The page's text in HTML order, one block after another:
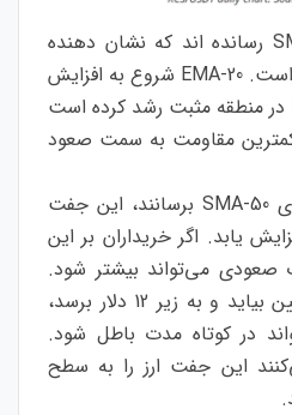
گاوها قیمت را به 50-SMA رسانده اند که نشان دهنده
تلاشی قوی برای بازگشت است. 20-EMA شروع به افزایش
تدریجی کرده است و RSI در منطقه مثبت رشد کرده است
مقاومت به سمت صعود
اگر گاوها قیمت را به بالای 50-SMA برسانند، این جفت
تا 15 دلار افزایش یابد. اگر خریداران بر این
صعودی می‌تواند بیشتر شود.
اگر قیمت از 50-SMA پایین بیاید و به زیر 12 دلار برسد،
در کوتاه مدت باطل شود.
این جفت ارز را به سطح